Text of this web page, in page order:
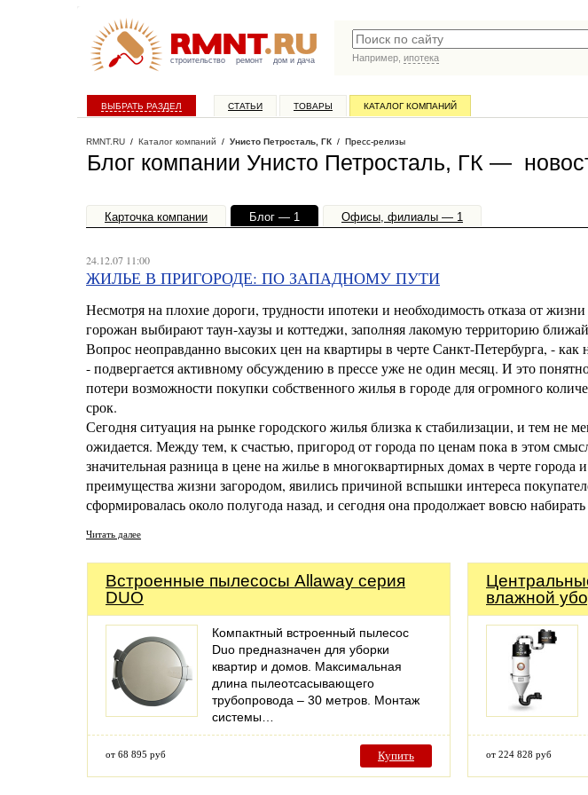
строительство ремонт дом и дача
Например, ипотека
ВЫБРАТЬ РАЗДЕЛ СТАТЬИ ТОВАРЫ КАТАЛОГ КОМПАНИЙ
RMNT.RU / Каталог компаний / Унисто Петросталь, ГК / Пресс-релизы
Блог компании Унисто Петросталь, ГК —
Карточка компании Блог — 1 Офисы, филиалы — 1
24.12.07 11:00
ЖИЛЬЕ В ПРИГОРОДЕ: ПО ЗАПАДНОМУ ПУТИ
Несмотря на плохие дороги, трудности ипотеки и необходимость отказа от
горожан выбирают таун-хаузы и коттеджи, заполняя лакомую территорию
Вопрос неоправданно высоких цен на квартиры в черте Санкт-Петербурга, -
- подвергается активному обсуждению в прессе уже не один месяц. И это
потери возможности покупки собственного жилья в городе для огромного
срок.
Сегодня ситуация на рынке городского жилья близка к стабилизации, и тем не
ожидается. Между тем, к счастью, пригород от города по ценам пока в этом
значительная разница в цене на жилье в многоквартирных домах в черте
преимущества жизни загородом, явились причиной вспышки интереса
сформировалась около полугода назад, и сегодня она продолжает вовсю
Читать далее
Встроенные пылесосы Allaway серия
DUO
Компактный встроенный пылесос
Duo предназначен для уборки
квартир и домов. Максимальная
длина пылеотсасывающего
трубопровода – 30 метров. Монтаж
системы…
от 68 895 руб Купить
влажной
от 224 828 руб